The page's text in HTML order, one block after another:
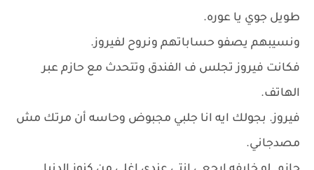
طويل جوي يا عوره.
ونسيبهم يصفو حساباتهم ونروح لفيروز.
فكانت فيروز تجلس ف الفندق وتتحدث مع حازم عبر
الهاتف.
فيروز. بجولك ايه انا جلبي مجبوض وحاسه أن مرتك مش
مصدجاني.